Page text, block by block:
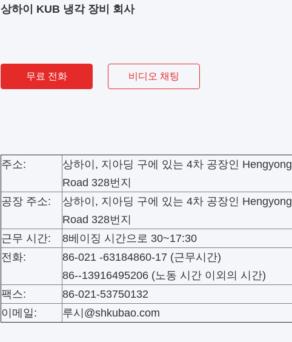
상하이 KUB 냉각 장비 회사
무료 전화 비디오 채팅
주소:
상하이, 지아딩 구에 있는 4차 공장인 Hengyong
Road 328번지
공장 주소:
상하이, 지아딩 구에 있는 4차 공장인 Hengyong
Road 328번지
근무 시간:
8베이징 시간으로 30~17:30
전화:
86-021 -63184860-17 (근무시간)
86--13916495206 (노동 시간 이외의 시간)
팩스:
86-021-53750132
이메일:
루시@shkubao.com